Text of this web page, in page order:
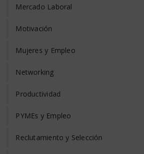
Mercado Laboral
Motivación
Mujeres y Empleo
Networking
Productividad
PYMEs y Empleo
Reclutamiento y Selección